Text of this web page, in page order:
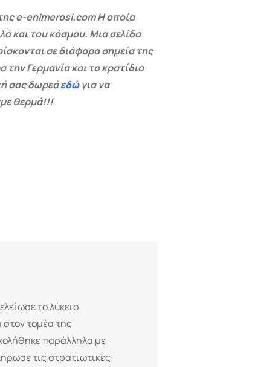
e-enimerosi.com Η οποία
και του κόσμου. Μια σελίδα
σε διάφορα σημεία της
Γερμανία και το κρατίδιο
σας δωρεάεδώγια να
θερμά!!!
το λύκειο.
στον τομέα της
παράλληλα με
τις στρατιωτικές